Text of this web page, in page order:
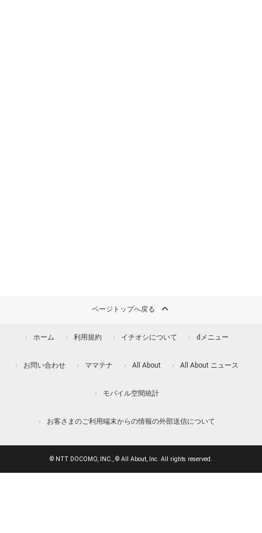
ページトップへ戻る
ホーム 利用規約 イチオシについて dメニュー
お問い合わせ ママテナ All About All About ニュース
モバイル空間統計
お客さまのご利用端末からの情報の外部送信について
© NTT DOCOMO, INC., © All About, Inc. All rights reserved.